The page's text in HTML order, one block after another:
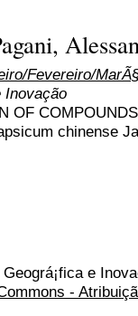
Fevereiro/
Inovação
OF
chinense
e
-